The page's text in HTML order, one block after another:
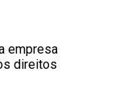
empresa
direitos